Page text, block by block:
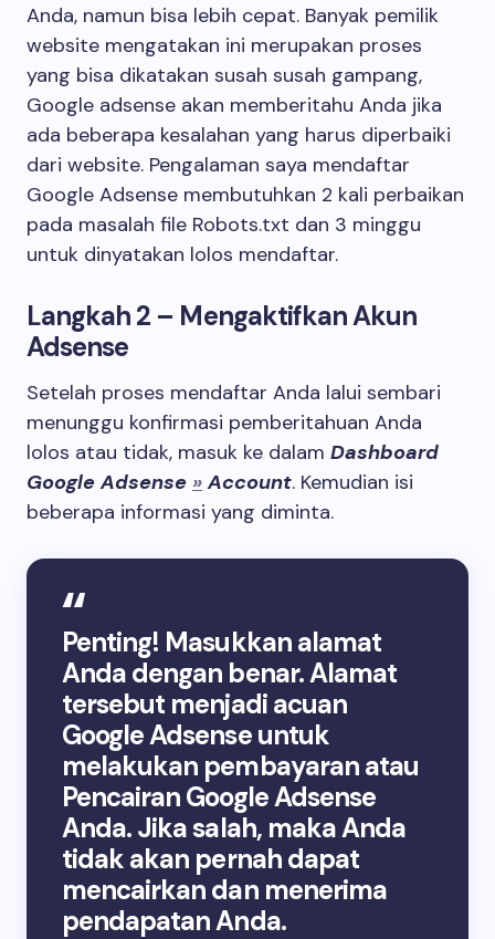
Anda, namun bisa lebih cepat. Banyak pemilik
website mengatakan ini merupakan proses
yang bisa dikatakan susah susah gampang,
Google adsense akan memberitahu Anda jika
ada beberapa kesalahan yang harus diperbaiki
dari website. Pengalaman saya mendaftar
Google Adsense membutuhkan 2 kali perbaikan
pada masalah file Robots.txt dan 3 minggu
untuk dinyatakan lolos mendaftar.
Langkah 2 – Mengaktifkan Akun
Adsense
Setelah proses mendaftar Anda lalui sembari
menunggu konfirmasi pemberitahuan Anda
lolos atau tidak, masuk ke dalam Dashboard
Google Adsense »Account. Kemudian isi
beberapa informasi yang diminta.
Penting! Masukkan alamat
Anda dengan benar. Alamat
tersebut menjadi acuan
Google Adsense untuk
melakukan pembayaran atau
Pencairan Google Adsense
Anda. Jika salah, maka Anda
tidak akan pernah dapat
mencairkan dan menerima
pendapatan Anda.